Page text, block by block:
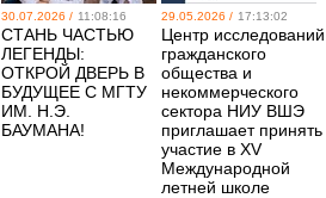
30.07.2026 / 11:08:16
СТАНЬ ЧАСТЬЮ
ЛЕГЕНДЫ:
ОТКРОЙ ДВЕРЬ В
БУДУЩЕЕ С МГТУ
ИМ. Н.Э.
БАУМАНА!
29.05.2026 / 17:13:02
Центр исследований
гражданского
общества и
некоммерческого
сектора НИУ ВШЭ
приглашает принять
участие в XV
Международной
летней школе